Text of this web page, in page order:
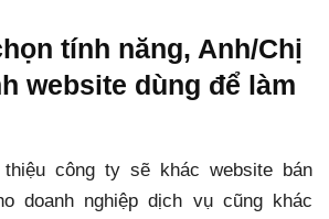
tính năng, Anh/Chị
website dùng để làm
công ty sẽ khác website bán
doanh nghiệp dịch vụ cũng khác